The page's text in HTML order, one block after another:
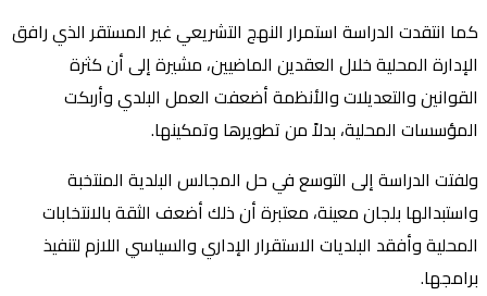
كما انتقدت الدراسة استمرار النهج التشريعي غير المستقر الذي رافق
الإدارة المحلية خلال العقدين الماضيين، مشيرة إلى أن كثرة
القوانين والتعديلات والأنظمة أضعفت العمل البلدي وأربكت
المؤسسات المحلية، بدلاً من تطويرها وتمكينها.
ولفتت الدراسة إلى التوسع في حل المجالس البلدية المنتخبة
واستبدالها بلجان معينة، معتبرة أن ذلك أضعف الثقة بالانتخابات
المحلية وأفقد البلديات الاستقرار الإداري والسياسي اللازم لتنفيذ
برامجها.